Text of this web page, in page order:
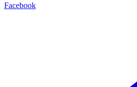
Facebook